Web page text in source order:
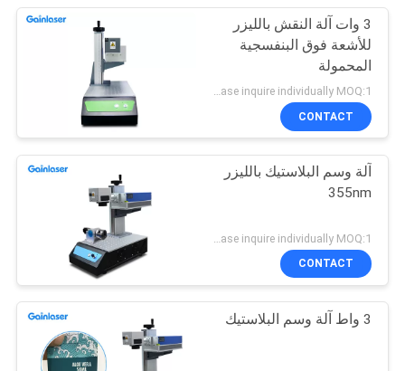
3 وات آلة النقش بالليزر
للأشعة فوق البنفسجية
المحمولة
CONTACT
آلة وسم البلاستيك بالليزر
355nm
CONTACT
3 واط آلة وسم البلاستيك